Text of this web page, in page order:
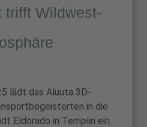
trifft Wildwest-
lädt das Aluuta 3D-
in die
Eldorado in Templin ein.